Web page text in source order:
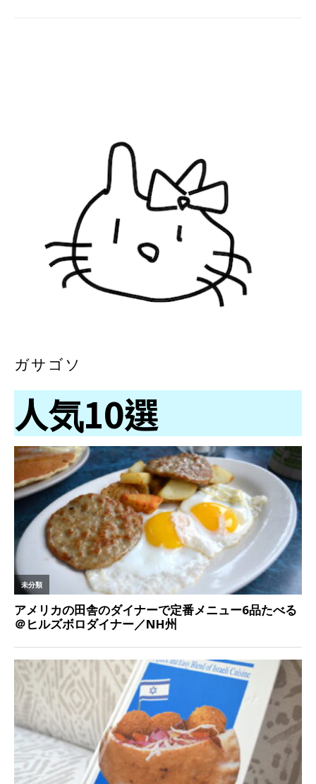
ガサゴソ
人気10選